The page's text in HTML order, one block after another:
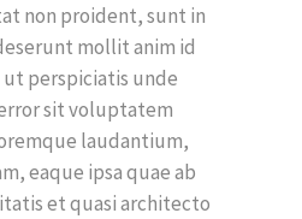
non proident, sunt in
mollit anim id
perspiciatis unde
sit voluptatem
laudantium,
eaque ipsa quae ab
et quasi architecto